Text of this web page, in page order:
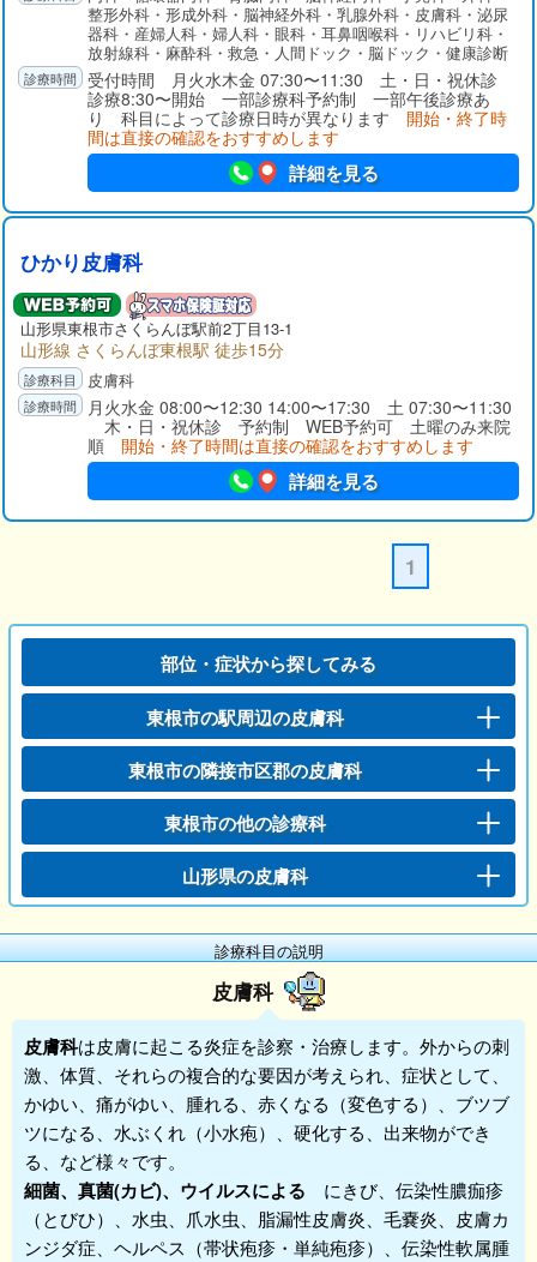
整形外科・形成外科・脳神経外科・乳腺外科・皮膚科・泌尿
器科・産婦人科・婦人科・眼科・耳鼻咽喉科・リハビリ科・
放射線科・麻酔科・救急・人間ドック・脳ドック・健康診断
受付時間 月火水木金 07:30〜11:30 土・日・祝休診
診療8:30〜開始 一部診療科予約制 一部午後診療あ
り 科目によって診療日時が異なります 開始・終了時
間は直接の確認をおすすめします
詳細を見る
ひかり皮膚科
山形県東根市さくらんぼ駅前2丁目13-1
山形線 さくらんぼ東根駅 徒歩15分
皮膚科
月火水金 08:00〜12:30 14:00〜17:30 土 07:30〜11:30
木・日・祝休診 予約制 WEB予約可 土曜のみ来院
順 開始・終了時間は直接の確認をおすすめします
詳細を見る
1
部位・症状から探してみる
東根市の駅周辺の皮膚科
東根市の隣接市区郡の皮膚科
東根市の他の診療科
山形県の皮膚科
診療科目の説明
皮膚科
皮膚科は皮膚に起こる炎症を診察・治療します。外からの刺
激、体質、それらの複合的な要因が考えられ、症状として、
かゆい、痛がゆい、腫れる、赤くなる（変色する）、ブツブ
ツになる、水ぶくれ（小水疱）、硬化する、出来物ができ
る、など様々です。
細菌、真菌(カビ)、ウイルスによる にきび、伝染性膿痂疹
（とびひ）、水虫、爪水虫、脂漏性皮膚炎、毛嚢炎、皮膚カ
ンジダ症、ヘルペス（帯状疱疹・単純疱疹）、伝染性軟属腫